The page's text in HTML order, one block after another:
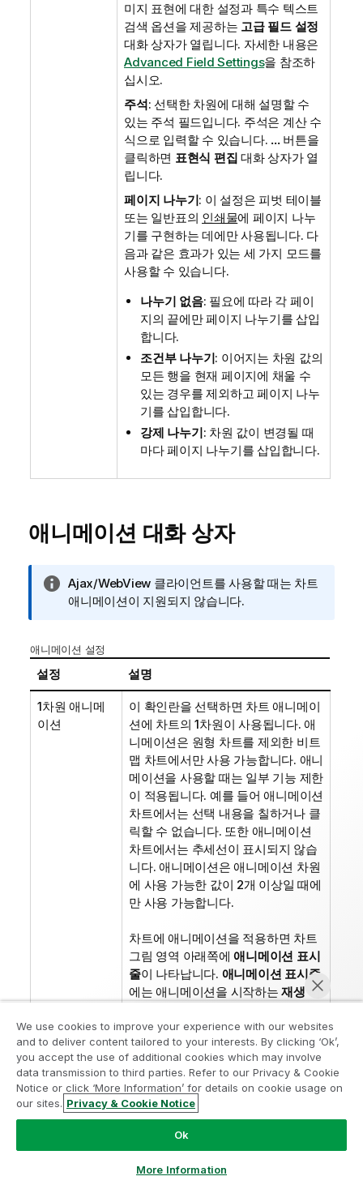
미지 표현에 대한 설정과 특수 텍스트
검색 옵션을 제공하는 고급 필드 설정
대화 상자가 열립니다. 자세한 내용은
Advanced Field Settings을 참조하
십시오.
주석: 선택한 차원에 대해 설명할 수
있는 주석 필드입니다. 주석은 계산 수
식으로 입력할 수 있습니다. ...버튼을
클릭하면 표현식 편집 대화 상자가 열
립니다.
페이지 나누기: 이 설정은 피벗 테이블
또는 일반표의 인쇄물에 페이지 나누
기를 구현하는 데에만 사용됩니다. 다
음과 같은 효과가 있는 세 가지 모드를
사용할 수 있습니다.
나누기 없음: 필요에 따라 각 페이
지의 끝에만 페이지 나누기를 삽입
합니다.
조건부 나누기: 이어지는 차원 값의
모든 행을 현재 페이지에 채울 수
있는 경우를 제외하고 페이지 나누
기를 삽입합니다.
강제 나누기: 차원 값이 변경될 때
마다 페이지 나누기를 삽입합니다.
애니메이션 대화 상자
정
보
Ajax/WebView 클라이언트를 사용할 때는 차트
애니메이션이 지원되지 않습니다.
애니메이션 설정
설정 설명
1차원 애니메
이션
이 확인란을 선택하면 차트 애니메이
션에 차트의 1차원이 사용됩니다. 애
니메이션은 원형 차트를 제외한 비트
맵 차트에서만 사용 가능합니다. 애니
메이션을 사용할 때는 일부 기능 제한
이 적용됩니다. 예를 들어 애니메이션
차트에서는 선택 내용을 칠하거나 클
릭할 수 없습니다. 또한 애니메이션
차트에서는 추세선이 표시되지 않습
니다. 애니메이션은 애니메이션 차원
에 사용 가능한 값이 2개 이상일 때에
만 사용 가능합니다.
차트에 애니메이션을 적용하면 차트
그림 영역 아래쪽에애니메이션 표시
줄이 나타납니다. 애니메이션 표시줄
에는 애니메이션을 시작하는재생 버
일 때는재생버튼이일시 중지 버튼
으로 바뀝니다. 이 콘트롤을 사용하여
언제든 원할 때 애니메이션을 중지하
거나 시작할 수 있습니다.진행률 표
시줄에 애니메이션의 진행률이 표시
됩니다. 마우스로 진행률 표시줄 핸들
을 가리키고 마우스 왼쪽 버튼을 누른
다음 원하는 위치로 끌어 수동으로 애
니메이션을 실행할 수 있습니다. 수동
분석 현대화 프로그램에 참여
분석 현대화 프로그램으로 귀중한 QlikView 앱을 손상시키지
않고 현대화하십시오.
거나 다음에 연결하십시오.
ampquestions@qlik.com
We use cookies to improve your experience with our websites
and to deliver content tailored to your interests. By clicking ‘Ok’,
you accept the use of additional cookies which may involve
data transmission to third parties. Refer to our Privacy & Cookie
Notice or click ‘More Information’ for details on cookie usage on
our sites. Privacy & Cookie Notice
Ok
More Information